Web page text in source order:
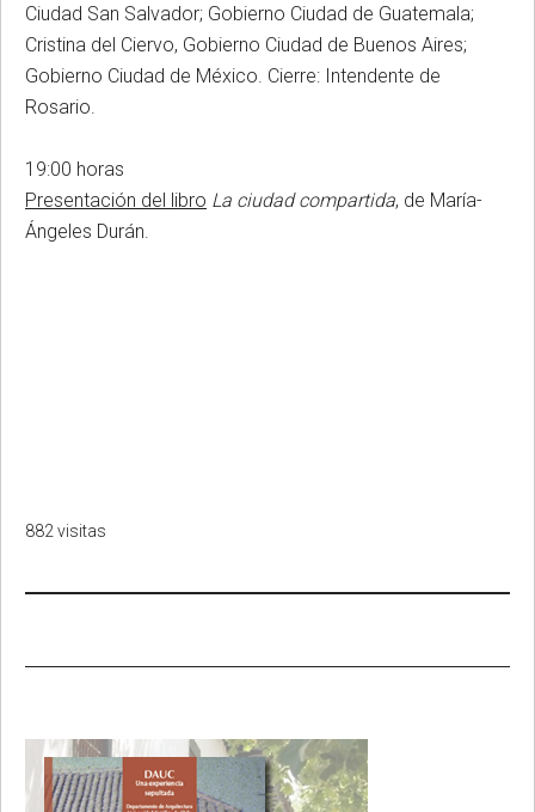
Ciudad San Salvador; Gobierno Ciudad de Guatemala;
Cristina del Ciervo, Gobierno Ciudad de Buenos Aires;
Gobierno Ciudad de México. Cierre: Intendente de
Rosario
19:00 horas
Presentación del libro La ciudad compartida, de María-
Ángeles Durán.
882 visitas
Primary
Sidebar